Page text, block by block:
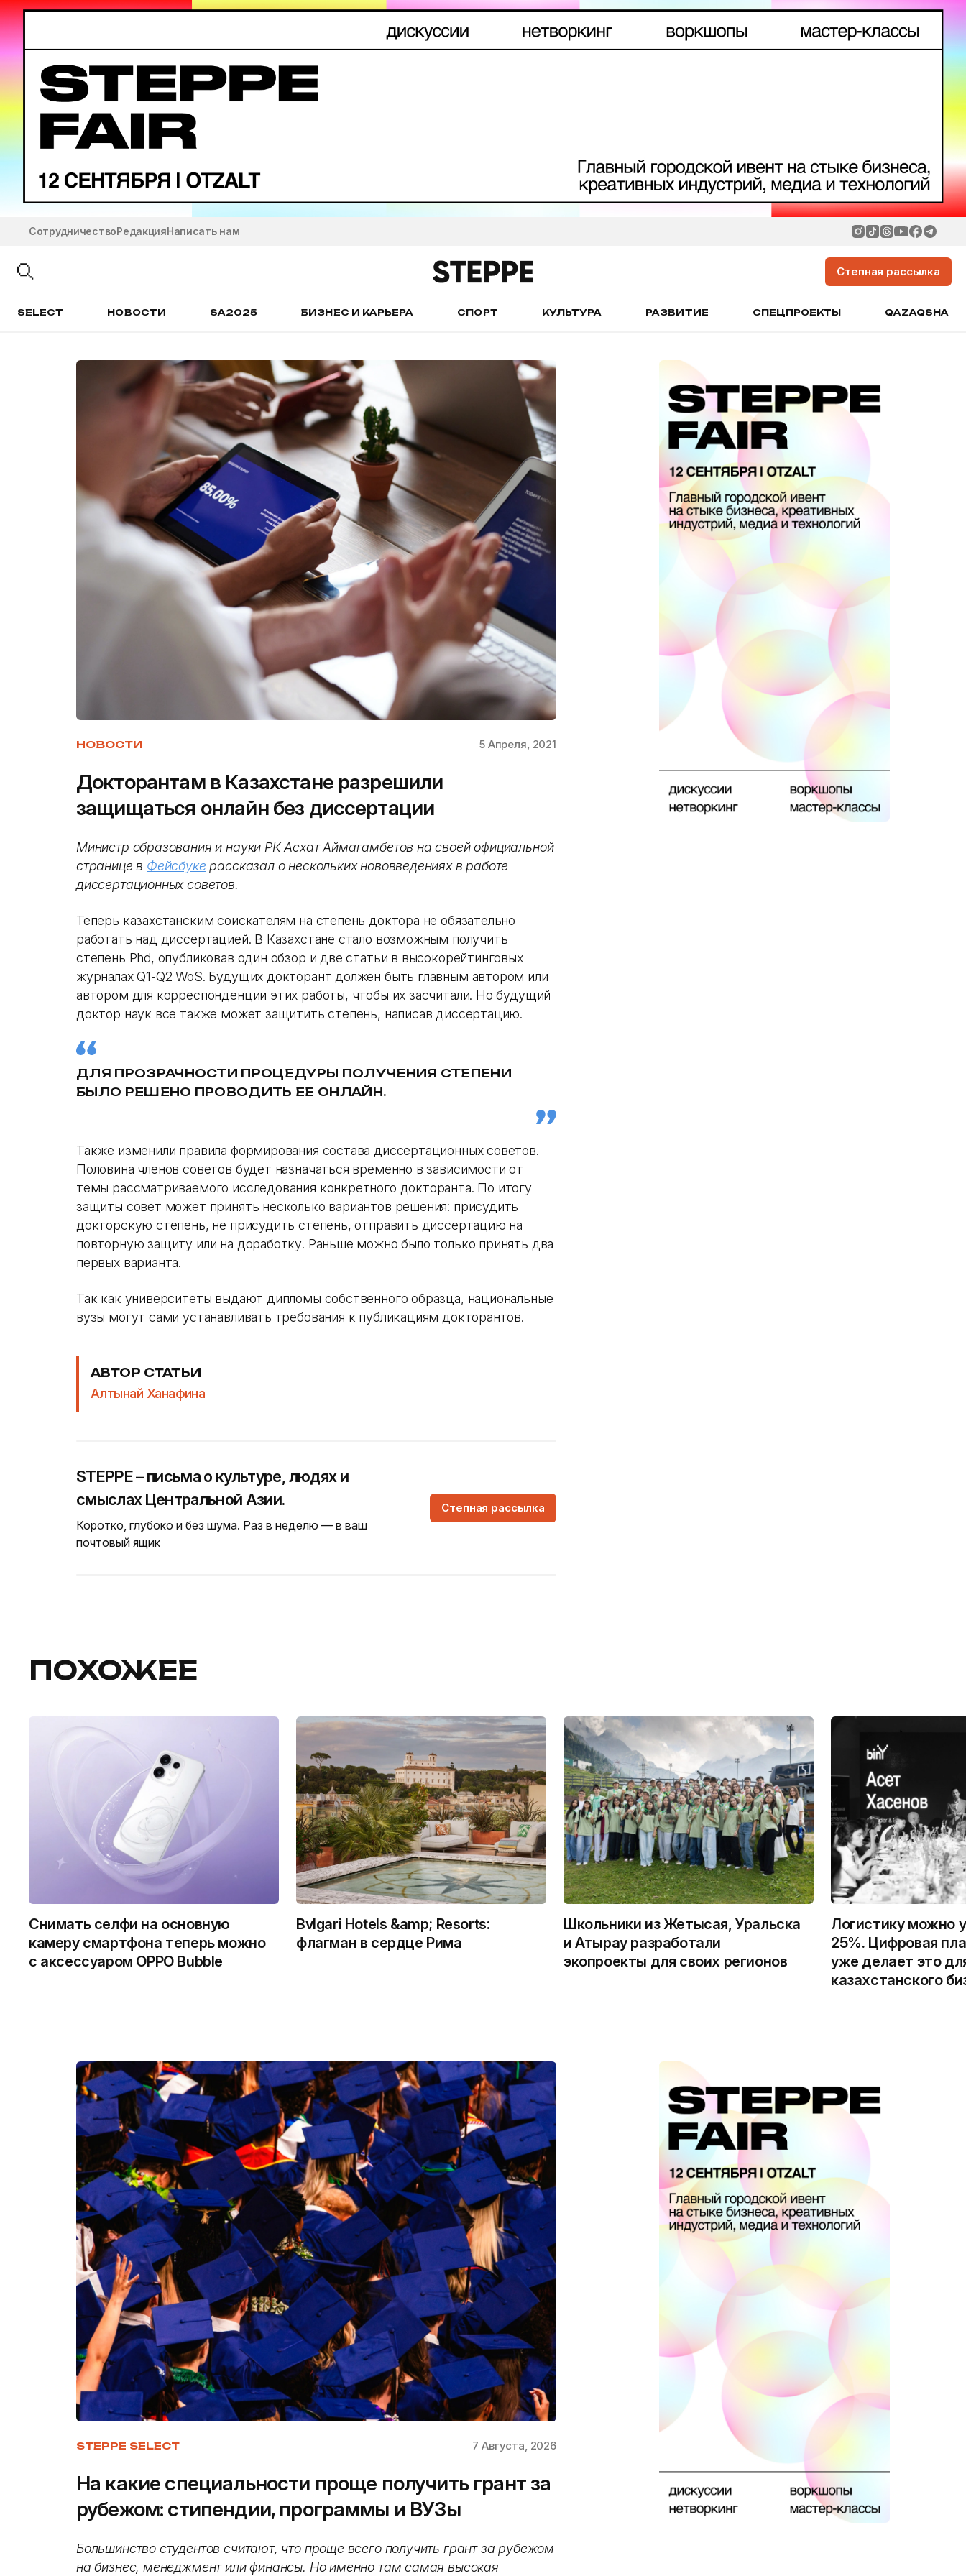
СотрудничествоРедакцияНаписать нам
Степная рассылка
SELECT НОВОСТИ SA2025 БИЗНЕС И КАРЬЕРА СПОРТ КУЛЬТУРА РАЗВИТИЕ СПЕЦПРОЕКТЫ QAZAQSHA
НОВОСТИ 5 Апреля, 2021
Докторантам в Казахстане разрешили
защищаться онлайн без диссертации
Министр образования и науки РК Асхат Аймагамбетов на своей официальной
странице в Фейсбуке рассказал о нескольких нововведениях в работе
диссертационных советов.
Теперь казахстанским соискателям на степень доктора не обязательно
работать над диссертацией. В Казахстане стало возможным получить
степень Phd, опубликовав один обзор и две статьи в высокорейтинговых
журналах Q1-Q2 WoS. Будущих докторант должен быть главным автором или
автором для корреспонденции этих работы, чтобы их засчитали. Но будущий
доктор наук все также может защитить степень, написав диссертацию.
ДЛЯ ПРОЗРАЧНОСТИ ПРОЦЕДУРЫ ПОЛУЧЕНИЯ СТЕПЕНИ
БЫЛО РЕШЕНО ПРОВОДИТЬ ЕЕ ОНЛАЙН.
Также изменили правила формирования состава диссертационных советов.
Половина членов советов будет назначаться временно в зависимости от
темы рассматриваемого исследования конкретного докторанта. По итогу
защиты совет может принять несколько вариантов решения: присудить
докторскую степень, не присудить степень, отправить диссертацию на
повторную защиту или на доработку. Раньше можно было только принять два
первых варианта.
Так как университеты выдают дипломы собственного образца, национальные
вузы могут сами устанавливать требования к публикациям докторантов.
АВТОР СТАТЬИ
Алтынай Ханафина
STEPPE – письма о культуре, людях и
смыслах Центральной Азии.
Коротко, глубоко и без шума. Раз в неделю — в ваш
почтовый ящик
Степная рассылка
ПОХОЖЕЕ
Снимать селфи на основную
камеру смартфона теперь можно
с аксессуаром OPPO Bubble
Bvlgari Hotels &amp; Resorts:
флагман в сердце Рима
Школьники из Жетысая, Уральска
и Атырау разработали
экопроекты для своих регионов
Логистику можно
25%. Цифровая
уже делает это
казахстанского
STEPPE SELECT 7 Августа, 2026
На какие специальности проще получить грант за
рубежом: стипендии, программы и ВУЗы
Большинство студентов считают, что проще всего получить грант за рубежом
на бизнес, менеджмент или финансы. Но именно там самая высокая